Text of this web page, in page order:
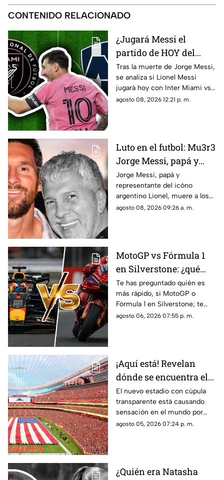
CONTENIDO RELACIONADO
¿Jugará Messi el
partido de HOY del
Inter Miami vs
Monterrey tras la
muerte de su padre?
Esto se sabe
Tras la muerte de Jorge Messi,
se analiza si Lionel Messi
jugará hoy con Inter Miami vs
Monterrey por la Leagues Cup.
agosto 08, 2026 12:21 p. m.
Luto en el futbol: Mu3r3
Jorge Messi, papá y
representante de
Lionel, a los 68 años de
edad; esto se sabe
Jorge Messi, papá y
representante del icóno
argentino Lionel, muere a los
68 años de edad. Aquí te
agosto 08, 2026 09:26 a. m.
MotoGP vs Fórmula 1
en Silverstone: ¿qué
categoría es más rápida
y por cuánto?
Te has preguntado quién es
más rápido, si MotoGP o
Fórmula 1 en Silverstone; te
contamos los horarios del GP
agosto 06, 2026 07:55 p. m.
¡Aquí está! Revelan
dónde se encuentra el
estadio con cúpula
transparente
El nuevo estadio con cúpula
transparente está causando
sensación en el mundo por
cómo luce y aquí te contamos
agosto 05, 2026 07:24 p. m.
¿Quién era Natasha